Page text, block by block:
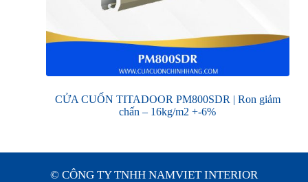
CỬA CUỐN TITADOOR PM800SDR | Ron giảm
chấn – 16kg/m2 +-6%
© CÔNG TY TNHH NAMVIET INTERIOR